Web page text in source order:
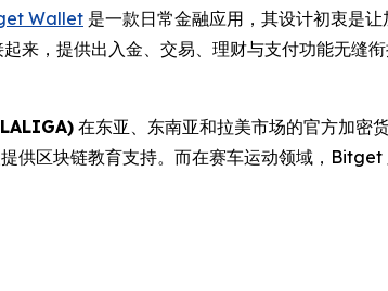
Wallet 是一款日常金融应用，其设计初衷是
来，提供出入金、交易、理财与支付功能无缝
在东亚、东南亚和拉美市场的官方加密
供区块链教育支持。而在赛车运动领域，Bitget